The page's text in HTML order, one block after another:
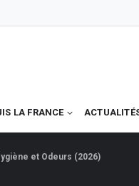
LA FRANCE
et Odeurs (2026)